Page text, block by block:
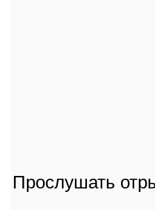
Прослушать